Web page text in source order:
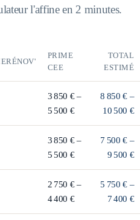
l'affine en 2 minutes.
PRIME
CEE
TOTAL
ESTIMÉ
3 850 € –
5 500 €
8 850 € –
10 500 €
3 850 € –
5 500 €
7 500 € –
9 500 €
2 750 € –
4 400 €
5 750 € –
7 400 €